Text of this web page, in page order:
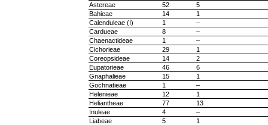
Astereae
52
5
Bahieae
14
1
Calenduleae (I)
1
–
Cardueae
8
–
Chaenactideae
1
–
Cichorieae
29
1
Coreopsideae
14
2
Eupatorieae
46
6
Gnaphalieae
15
1
Gochnatieae
1
–
Helenieae
12
1
Heliantheae
77
13
Inuleae
4
–
Liabeae
5
1